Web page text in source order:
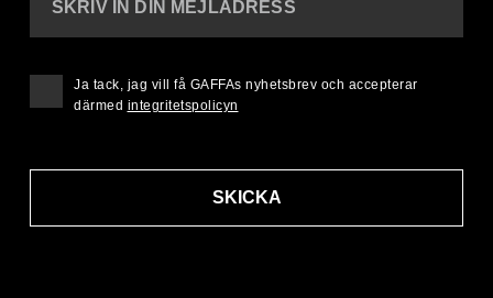
SKRIV IN DIN MEJLADRESS
SKICKA
Ja tack, jag vill få GAFFAs nyhetsbrev och accepterar
därmed integritetspolicyn